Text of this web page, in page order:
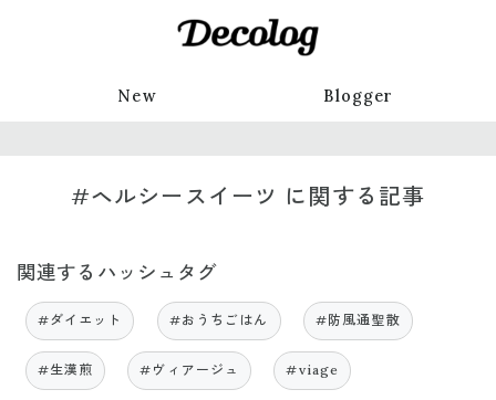
New Blogger
#ヘルシースイーツ に関する記事
関連するハッシュタグ
#ダイエット #おうちごはん #防風通聖散
#生漢煎 #ヴィアージュ #viage